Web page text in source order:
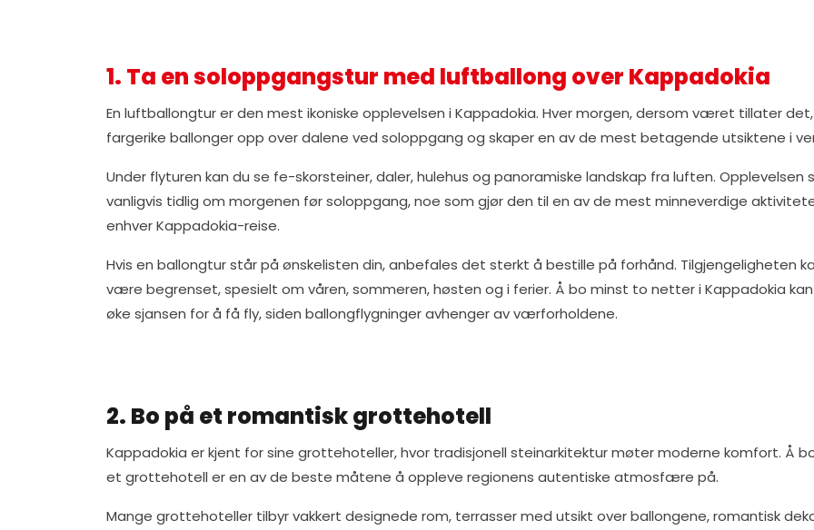
1. Ta en soloppgangstur med luftballong over Kappadokia
En luftballongtur er den mest ikoniske opplevelsen i Kappadokia. Hver morgen, dersom været tillater
fargerike ballonger opp over dalene ved soloppgang og skaper en av de mest betagende utsiktene i
Under flyturen kan du se fe-skorsteiner, daler, hulehus og panoramiske landskap fra luften. Opplevelsen
vanligvis tidlig om morgenen før soloppgang, noe som gjør den til en av de mest minneverdige
enhver Kappadokia-reise.
Hvis en ballongtur står på ønskelisten din, anbefales det sterkt å bestille på forhånd. Tilgjengeligheten
være begrenset, spesielt om våren, sommeren, høsten og i ferier. Å bo minst to netter i Kappadokia
øke sjansen for å få fly, siden ballongflygninger avhenger av værforholdene.
2. Bo på et romantisk grottehotell
Kappadokia er kjent for sine grottehoteller, hvor tradisjonell steinarkitektur møter moderne komfort. Å
et grottehotell er en av de beste måtene å oppleve regionens autentiske atmosfære på.
Mange grottehoteller tilbyr vakkert designede rom, terrasser med utsikt over ballongene, romantisk